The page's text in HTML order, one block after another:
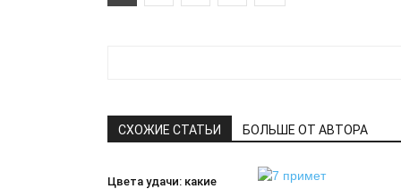
СХОЖИЕ СТАТЬИ БОЛЬШЕ ОТ АВТОРА
Цвета удачи: какие